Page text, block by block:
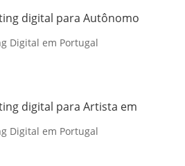
digital para Autônomo
Digital em Portugal
digital para Artista em
Digital em Portugal